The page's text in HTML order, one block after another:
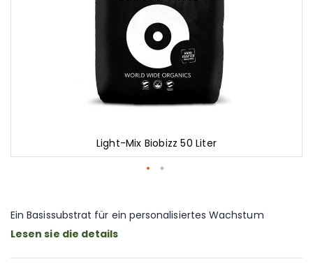
Light-Mix Biobizz 50 Liter
der
Bildgalerie
springen
Ein Basissubstrat für ein personalisiertes Wachstum
Lesen sie die details